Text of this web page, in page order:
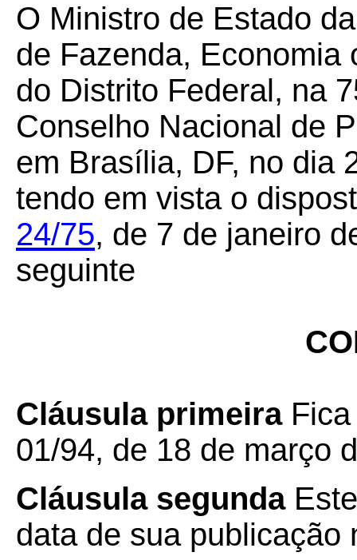
O Ministro de Estado
de Fazenda, Economia
do Distrito Federal, na
Conselho Nacional de
em Brasília, DF, no dia
tendo em vista o
24/75, de 7 de janeiro
seguinte
Cláusula primeiraFica
01/94, de 18 de março
Cláusula segunda
data de sua publicação